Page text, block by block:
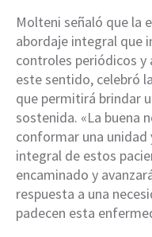
Molteni señaló que la
abordaje integral que
controles periódicos y
este sentido, celebró
que permitirá brindar
sostenida. «La buena
conformar una unidad
integral de estos
encaminado y
respuesta a una
padecen esta